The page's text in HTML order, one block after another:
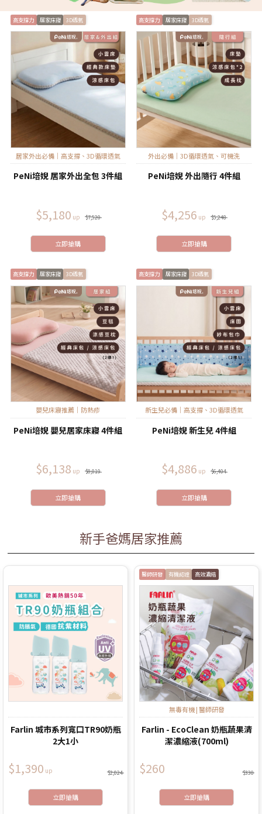
高支撐力 居家床寢 3D透氣
居家外出必備｜高支撐、3D循環透氣
PeNi培婗 居家外出全包 3件組
$5,180 $7,520
立即搶購
高支撐力 居家床寢 3D透氣
外出必備｜3D循環透氣、可機洗
PeNi培婗 外出隨行 4件組
$4,256 $5,248
立即搶購
高支撐力 居家床寢 3D透氣
嬰兒床寢推薦｜防熱疹
PeNi培婗 嬰兒居家床寢 4件組
$6,138 $8,019
立即搶購
高支撐力 居家床寢 3D透氣
新生兒必備｜高支撐、3D循環透氣
PeNi培婗 新生兒 4件組
$4,886 $6,404
立即搶購
新手爸媽居家推薦
Farlin 城市系列寬口TR90奶瓶
2大1小
$1,390 $2,024
立即搶購
醫師研發 有機認證 高效濃縮
無毒有機 | 醫師研發
Farlin - EcoClean 奶瓶蔬果清
潔濃縮液(700ml)
$260 $330
立即搶購